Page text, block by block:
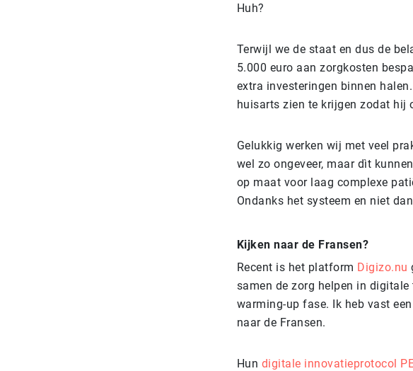
Huh?
Terwijl we de staat en dus de
5.000 euro aan zorgkosten
extra investeringen binnen
huisarts zien te krijgen zodat hij
Gelukkig werken wij met veel
wel zo ongeveer, maar dìt
op maat voor laag complexe
Ondanks het systeem en niet
Kijken naar de Fransen?
Recent is het platform Digizo.nu
samen de zorg helpen in
warming-up fase. Ik heb vast
naar de Fransen.
Hun digitale innovatieprotocol